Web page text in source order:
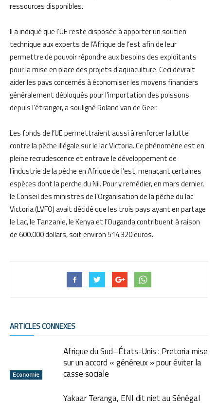
ressources disponibles.
Il a indiqué que l’UE reste disposée à apporter un soutien
technique aux experts de l’Afrique de l’est afin de leur
permettre de pouvoir répondre aux besoins des exploitants
pour la mise en place des projets d’aquaculture. Ceci devrait
aider les pays concernés à économiser les moyens financiers
généralement débloqués pour l’importation des poissons
depuis l’étranger, a souligné Roland van de Geer.
Les fonds de l’UE permettraient aussi à renforcer la lutte
contre la pêche illégale sur le lac Victoria. Ce phénomène est en
pleine recrudescence et entrave le développement de
l’industrie de la pêche en Afrique de l’est, menaçant certaines
espèces dont la perche du Nil. Pour y remédier, en mars dernier,
le Conseil des ministres de l’Organisation de la pêche du lac
Victoria (LVFO) avait décidé que les trois pays ayant en partage
le Lac, le Tanzanie, le Kenya et l’Ouganda contribuent à raison
de 600.000 dollars, soit environ 514.320 euros.
ARTICLES CONNEXES
Economie
Afrique du Sud–États-Unis : Pretoria mise
sur un accord « généreux » pour éviter la
casse sociale
Yakaar Teranga, ENI dit niet au Sénégal